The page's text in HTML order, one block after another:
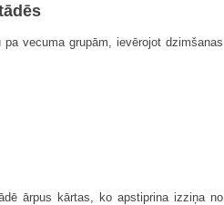
vecuma grupām, ievērojot dzimšanas
ārpus kārtas, ko apstiprina izziņa no